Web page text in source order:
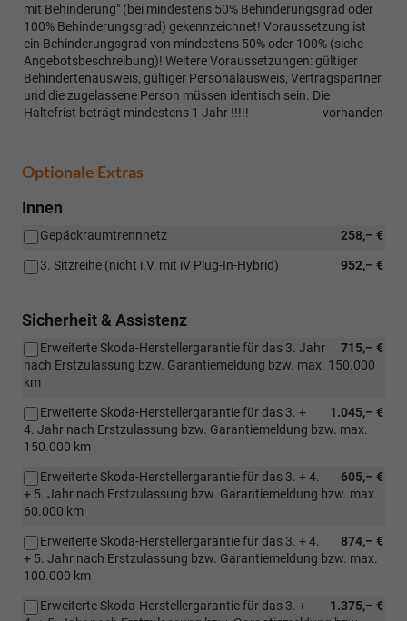
mit Behinderung" (bei mindestens 50% Behinderungsgrad oder
100% Behinderungsgrad) gekennzeichnet! Voraussetzung ist
ein Behinderungsgrad von mindestens 50% oder 100% (siehe
Angebotsbeschreibung)! Weitere Voraussetzungen: gültiger
Behindertenausweis, gültiger Personalausweis, Vertragspartner
und die zugelassene Person müssen identisch sein. Die
Haltefrist beträgt mindestens 1 Jahr !!!!!
vorhanden
Optionale Extras
Innen
258,– €
Gepäckraumtrennnetz
952,– €
3. Sitzreihe (nicht i.V. mit iV Plug-In-Hybrid)
Sicherheit & Assistenz
715,– €
Erweiterte Skoda-Herstellergarantie für das 3. Jahr
nach Erstzulassung bzw. Garantiemeldung bzw. max. 150.000
km
1.045,– €
Erweiterte Skoda-Herstellergarantie für das 3. +
4. Jahr nach Erstzulassung bzw. Garantiemeldung bzw. max.
150.000 km
605,– €
Erweiterte Skoda-Herstellergarantie für das 3. + 4.
+ 5. Jahr nach Erstzulassung bzw. Garantiemeldung bzw. max.
60.000 km
874,– €
Erweiterte Skoda-Herstellergarantie für das 3. + 4.
+ 5. Jahr nach Erstzulassung bzw. Garantiemeldung bzw. max.
100.000 km
1.375,– €
Erweiterte Skoda-Herstellergarantie für das 3. +